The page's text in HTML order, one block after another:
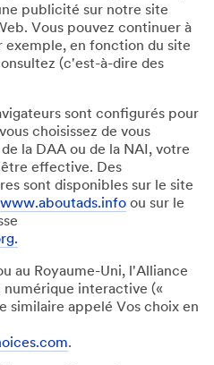
publicité sur notre site
Vous pouvez continuer à
en fonction du site
(c'est-à-dire des
sont configurés pour
choisissez de vous
la DAA ou de la NAI, votre
effective. Des
sont disponibles sur le site
www.aboutads.info ou sur le
au Royaume-Uni, l'Alliance
interactive («
similaire appelé Vos choix en
.